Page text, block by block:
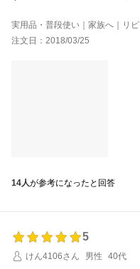
実用品・普段使い｜家族へ｜リピ
注文日：2018/03/25
14人が参考になったと回答
5
けん4106さん
男性 40代